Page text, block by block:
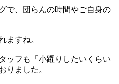
で、団らんの時間やご自身の
ますね。
ッフも「小躍りしたいくらい
りました。